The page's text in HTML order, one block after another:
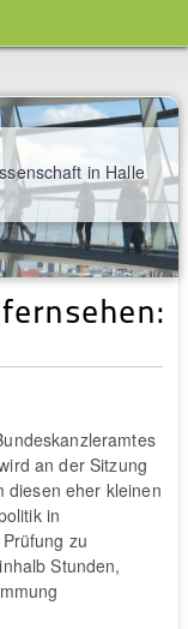
in Halle
an der Sitzung
diesen eher kleinen
in
zu
Stunden,